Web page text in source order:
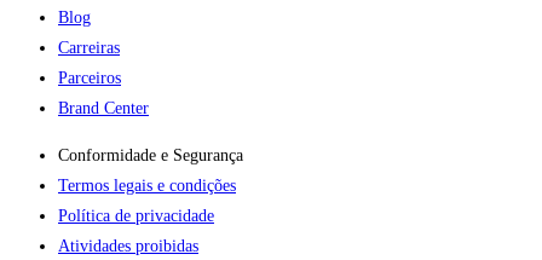
Blog
Carreiras
Parceiros
Brand Center
Conformidade e Segurança
Termos legais e condições
Política de privacidade
Atividades proibidas